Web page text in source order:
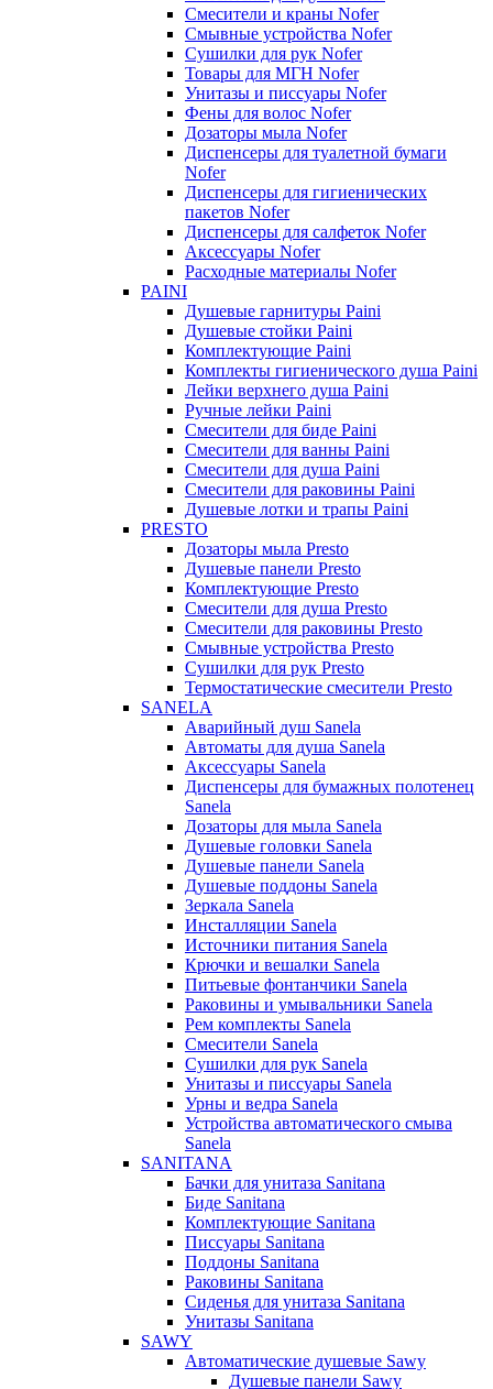
Смесители и краны Nofer
Смывные устройства Nofer
Сушилки для рук Nofer
Товары для МГН Nofer
Унитазы и писсуары Nofer
Фены для волос Nofer
Дозаторы мыла Nofer
Диспенсеры для туалетной бумаги
Nofer
Диспенсеры для гигиенических
пакетов Nofer
Диспенсеры для салфеток Nofer
Аксессуары Nofer
Расходные материалы Nofer
PAINI
Душевые гарнитуры Paini
Душевые стойки Paini
Комплектующие Paini
Комплекты гигиенического душа Paini
Лейки верхнего душа Paini
Ручные лейки Paini
Смесители для биде Paini
Смесители для ванны Paini
Смесители для душа Paini
Смесители для раковины Paini
Душевые лотки и трапы Paini
PRESTO
Дозаторы мыла Presto
Душевые панели Presto
Комплектующие Presto
Смесители для душа Presto
Смесители для раковины Presto
Смывные устройства Presto
Сушилки для рук Presto
Термостатические смесители Presto
SANELA
Аварийный душ Sanela
Автоматы для душа Sanela
Аксессуары Sanela
Диспенсеры для бумажных полотенец
Sanela
Дозаторы для мыла Sanela
Душевые головки Sanela
Душевые панели Sanela
Душевые поддоны Sanela
Зеркала Sanela
Инсталляции Sanela
Источники питания Sanela
Крючки и вешалки Sanela
Питьевые фонтанчики Sanela
Раковины и умывальники Sanela
Рем комплекты Sanela
Смесители Sanela
Сушилки для рук Sanela
Унитазы и писсуары Sanela
Урны и ведра Sanela
Устройства автоматического смыва
Sanela
SANITANA
Бачки для унитаза Sanitana
Биде Sanitana
Комплектующие Sanitana
Писсуары Sanitana
Поддоны Sanitana
Раковины Sanitana
Сиденья для унитаза Sanitana
Унитазы Sanitana
SAWY
Автоматические душевые Sawy
Душевые панели Sawy